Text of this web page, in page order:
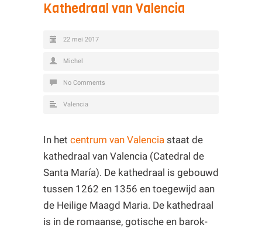
Kathedraal van Valencia
22 mei 2017
Michel
No Comments
Valencia
In het centrum van Valencia staat de
kathedraal van Valencia (Catedral de
Santa María). De kathedraal is gebouwd
tussen 1262 en 1356 en toegewijd aan
de Heilige Maagd Maria. De kathedraal
is in de romaanse, gotische en barok-